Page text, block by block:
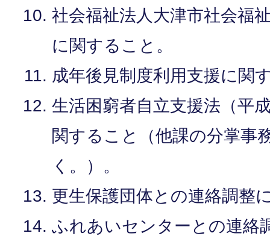
社会福祉法人大津市社会福
に関すること。
成年後見制度利用支援に関
生活困窮者自立支援法（平
関すること（他課の分掌事
く。）。
更生保護団体との連絡調整
ふれあいセンターとの連絡